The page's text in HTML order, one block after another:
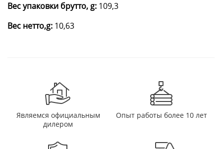
Вес упаковки брутто, g: 109,3
Вес нетто,g: 10,63
Являемся официальным
дилером
Опыт работы более 10 лет